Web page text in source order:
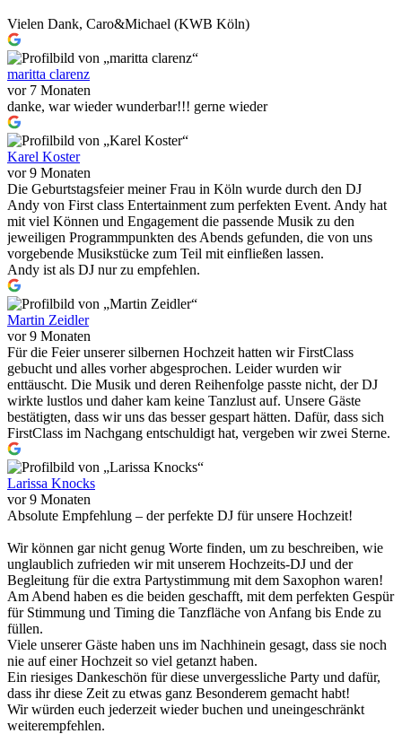
Vielen Dank, Caro&Michael (KWB Köln)
maritta clarenz
vor 7 Monaten
danke, war wieder wunderbar!!! gerne wieder
Karel Koster
vor 9 Monaten
Die Geburtstagsfeier meiner Frau in Köln wurde durch den DJ
Andy von First class Entertainment zum perfekten Event. Andy hat
mit viel Können und Engagement die passende Musik zu den
jeweiligen Programmpunkten des Abends gefunden, die von uns
vorgebende Musikstücke zum Teil mit einfließen lassen.
Andy ist als DJ nur zu empfehlen.
Martin Zeidler
vor 9 Monaten
Für die Feier unserer silbernen Hochzeit hatten wir FirstClass
gebucht und alles vorher abgesprochen. Leider wurden wir
enttäuscht. Die Musik und deren Reihenfolge passte nicht, der DJ
wirkte lustlos und daher kam keine Tanzlust auf. Unsere Gäste
bestätigten, dass wir uns das besser gespart hätten. Dafür, dass sich
FirstClass im Nachgang entschuldigt hat, vergeben wir zwei Sterne.
Larissa Knocks
vor 9 Monaten
Absolute Empfehlung – der perfekte DJ für unsere Hochzeit!
Wir können gar nicht genug Worte finden, um zu beschreiben, wie
unglaublich zufrieden wir mit unserem Hochzeits-DJ und der
Begleitung für die extra Partystimmung mit dem Saxophon waren!
Am Abend haben es die beiden geschafft, mit dem perfekten Gespür
für Stimmung und Timing die Tanzfläche von Anfang bis Ende zu
füllen.
Viele unserer Gäste haben uns im Nachhinein gesagt, dass sie noch
nie auf einer Hochzeit so viel getanzt haben.
Ein riesiges Dankeschön für diese unvergessliche Party und dafür,
dass ihr diese Zeit zu etwas ganz Besonderem gemacht habt!
Wir würden euch jederzeit wieder buchen und uneingeschränkt
weiterempfehlen.